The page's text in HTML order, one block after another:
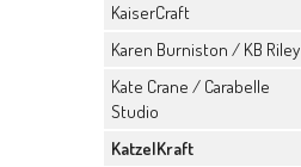
KaiserCraft
Karen Burniston / KB Riley
Kate Crane / Carabelle
Studio
KatzelKraft